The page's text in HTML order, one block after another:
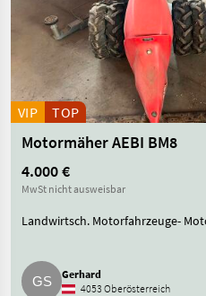
VIP TOP
Motormäher AEBI BM8
4.000 €
MwSt nicht ausweisbar
Landwirtsch. Motorfahrzeuge-
Gerhard
4053 Oberösterreich